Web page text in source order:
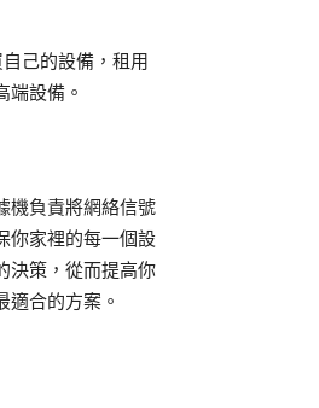
己的設備，租用
端設備。
機負責將網絡信號
你家裡的每一個設
決策，從而提高你
合的方案。